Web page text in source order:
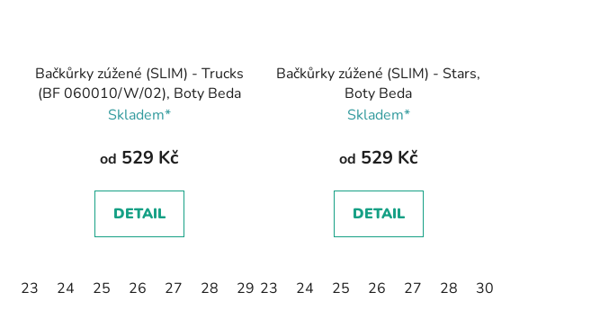
Bačkůrky zúžené (SLIM) - Trucks
(BF 060010/W/02), Boty Beda
Skladem*
od 529 Kč
DETAIL
23 24 25 26 27 28 29 30 31 32
Bačkůrky zúžené (SLIM) - Stars,
Boty Beda
Skladem*
od 529 Kč
DETAIL
23 24 25 26 27 28 30